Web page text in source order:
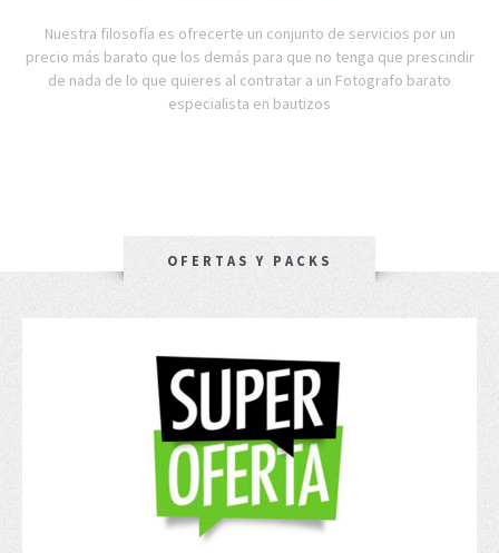
Nuestra filosofía es ofrecerte un conjunto de servicios por un
precio más barato que los demás para que no tenga que prescindir
de nada de lo que quieres al contratar a un Fotografo barato
especialista en bautizos
OFERTAS Y PACKS